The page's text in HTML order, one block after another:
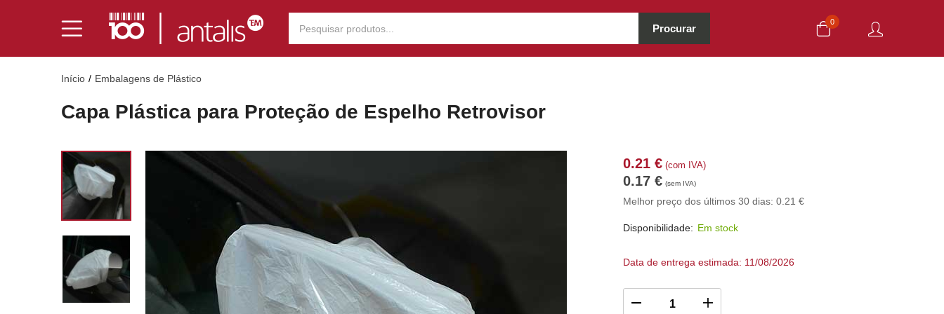
Procurar
0
Início Embalagens de Plástico
Capa Plástica para Proteção de Espelho Retrovisor
0.21 € (com IVA)
0.17 € (sem IVA)
Melhor preço dos últimos 30 dias: 0.21 €
Disponibilidade: Em stock
Data de entrega estimada: 11/08/2026